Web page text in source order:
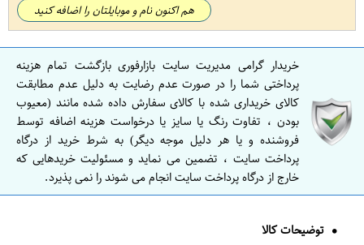
هم اکنون نام و موبایلتان را اضافه کنید
خریدار گرامی مدیریت سایت بازارفوری بازگشت تمام هزینه
پرداختی شما را در صورت عدم رضایت به دلیل عدم مطابقت
کالای خریداری شده با کالای سفارش داده شده مانند (معیوب
بودن ، تفاوت رنگ یا سایز یا درخواست هزینه اضافه توسط
فروشنده و یا هر دلیل موجه دیگر) به شرط خرید از درگاه
پرداخت سایت ، تضمین می نماید و مسئولیت خریدهایی که
خارج از درگاه پرداخت سایت انجام می شوند را نمی پذیرد.
توضیحات کالا